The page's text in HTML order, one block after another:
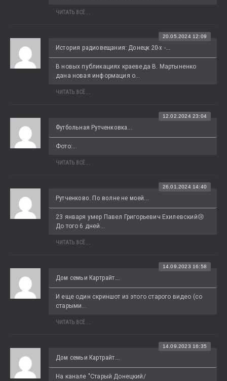
ЧИТАТЬ ВСЁ...
История радиовещания: Донецк 20-х -...
20.05.2024 12:09
В новых публикациях краеведа В. Мартыненко
дана новая информация о...
ЧИТАТЬ ВСЁ...
Футбольная Рутченковка...
12.02.2024 23:04
Фото:...
ЧИТАТЬ ВСЁ...
Рутченково. По волне не моей...
26.01.2024 14:40
23 января умер Павел Григорьевич Ехилевский😢
До того 6 дней...
ЧИТАТЬ ВСЁ...
Дом семьи Картрайт...
14.09.2023 16:58
И еще один скриншот из этого старого видео (со
старыми...
ЧИТАТЬ ВСЁ...
Дом семьи Картрайт...
14.09.2023 16:35
На канале "Старый Донецкий/